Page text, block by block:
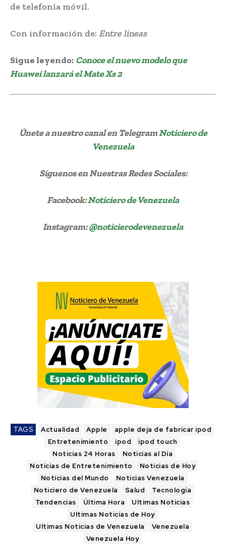
de telefonía móvil.
Con información de: Entre líneas
Sigue leyendo: Conoce el nuevo modelo que
Huawei lanzará el Mate Xs 2
Únete a nuestro canal en TelegramNoticiero de
Venezuela
Síguenosen Nuestras Redes Sociales:
Facebook:Noticiero de Venezuela
Instagram:@noticierodevenezuela
TAGS Actualidad Apple
apple deja de fabricar ipod
Entretenimiento
ipod
ipod touch
Noticias 24 Horas
Noticias al Día
Noticias de Entretenimiento
Noticias de Hoy
Noticias del Mundo
Noticias Venezuela
Noticiero de Venezuela
Salud
Tecnología
Tendencias
Última Hora
Ultimas Noticias
Ultimas Noticias de Hoy
Ultimas Noticias de Venezuela
Venezuela
Venezuela Hoy